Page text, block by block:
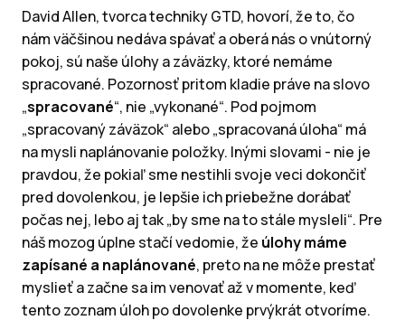
David Allen, tvorca techniky GTD, hovorí, že to, čo
nám väčšinou nedáva spávať a oberá nás o vnútorný
pokoj, sú naše úlohy a záväzky, ktoré nemáme
spracované. Pozornosť pritom kladie práve na slovo
„spracované“, nie „vykonané“. Pod pojmom
„spracovaný záväzok“ alebo „spracovaná úloha“ má
na mysli naplánovanie položky. Inými slovami - nie je
pravdou, že pokiaľ sme nestihli svoje veci dokončiť
pred dovolenkou, je lepšie ich priebežne dorábať
počas nej, lebo aj tak „by sme na to stále mysleli“. Pre
náš mozog úplne stačí vedomie, že úlohy máme
zapísané a naplánované, preto na ne môže prestať
myslieť a začne sa im venovať až v momente, keď
tento zoznam úloh po dovolenke prvýkrát otvoríme.